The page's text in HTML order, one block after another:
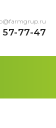
57-77-47